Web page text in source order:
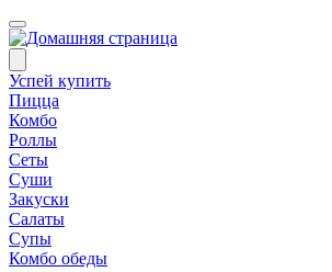
Успей купить
Пицца
Комбо
Роллы
Сеты
Суши
Закуски
Салаты
Супы
Комбо обеды